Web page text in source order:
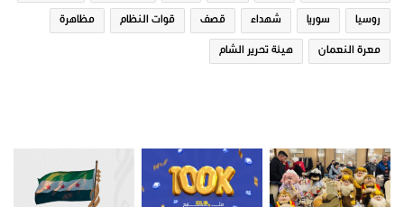
روسيا سوريا شهداء قصف قوات النظام مظاهرة
معرة النعمان هيئة تحرير الشام